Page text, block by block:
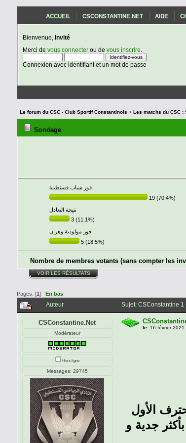
ACCUEIL CSCONSTANTINE.NET AIDE
Bienvenue, Invité
Merci de vous connecterou de vous inscrire
Connexion avec identifiant et un mot de passe
Le forum du CSC - Club Sportif Constantinois >
Sondage
فوز شباب قسنطينة
19 (70.4%)
نتيجة التعادل
3 (11.1%)
فوز مولودية وهران
5 (18.5%)
Nombre de membres votants (sans compter les
VOIR LES RÉSULTATS
Pages: [1] En bas
Auteur Sujet: CSConstantine
CSConstantine.Net
Modérateur
Hors ligne
Messages: 29745
le:16 février 2021
جدية و